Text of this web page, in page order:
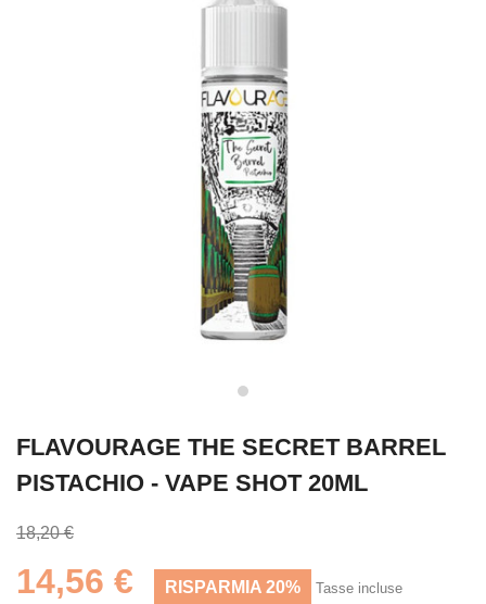
FLAVOURAGE THE SECRET BARREL
PISTACHIO - VAPE SHOT 20ML
18,20 €
14,56 € RISPARMIA 20% Tasse incluse